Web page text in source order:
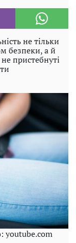
не тільки
безпеки, а й
пристебнуті
youtube.com